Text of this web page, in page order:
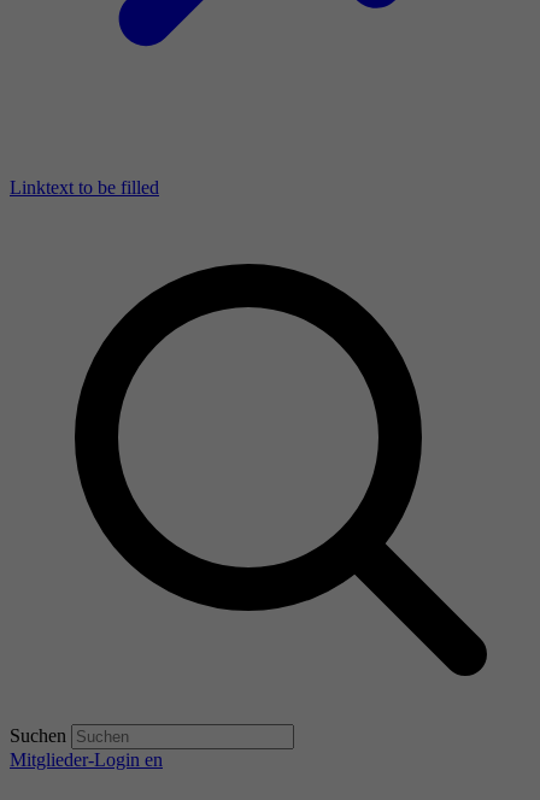
Linktext to be filled
Suchen
Mitglieder-Login en